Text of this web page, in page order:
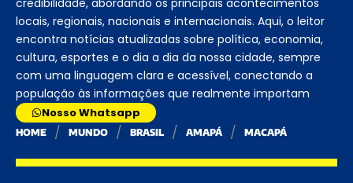
locais, regionais, nacionais e internacionais. Aqui, o leitor
encontra notícias atualizadas sobre política, economia,
cultura, esportes e o dia a dia da nossa cidade, sempre
com uma linguagem clara e acessível, conectando a
população às informações que realmente importam
Nosso Whatsapp
HOME MUNDO BRASIL AMAPÁ MACAPÁ